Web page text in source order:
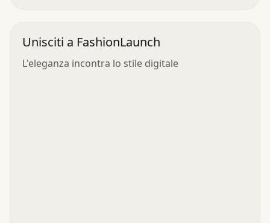
Unisciti a FashionLaunch
L'eleganza incontra lo stile digitale